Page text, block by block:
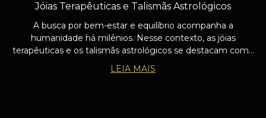
Jóias Terapêuticas e Talismãs Astrológicos
A busca por bem-estar e equilíbrio acompanha a
humanidade há milênios. Nesse contexto, as jóias
terapêuticas e os talismãs astrológicos se destacam como
ferramentas poderosas, com raízes profundas na astrologia
védica e no ayurveda.
LEIA MAIS